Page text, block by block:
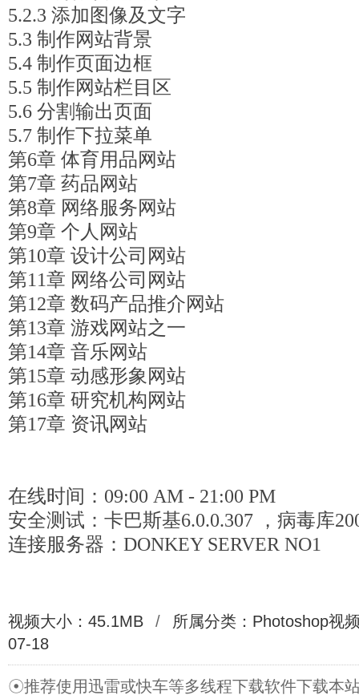
5.2.3 添加图像及文字
5.3 制作网站背景
5.4 制作页面边框
5.5 制作网站栏目区
5.6 分割输出页面
5.7 制作下拉菜单
第6章 体育用品网站
第7章 药品网站
第8章 网络服务网站
第9章 个人网站
第10章 设计公司网站
第11章 网络公司网站
第12章 数码产品推介网站
第13章 游戏网站之一
第14章 音乐网站
第15章 动感形象网站
第16章 研究机构网站
第17章 资讯网站
在线时间：09:00 AM - 21:00 PM
安全测试：卡巴斯基6.0.0.307 ，病毒库
连接服务器：DONKEY SERVER NO1
视频大小：45.1MB / 所属分类： Photoshop视
07-18
☉推荐使用迅雷或快车等多线程下载软件下载本